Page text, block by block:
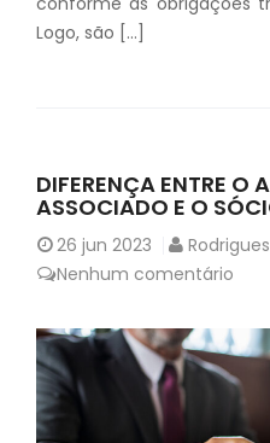
Logo, são […]
DIFERENÇA ENTRE O
ASSOCIADO E O
26 jun 2023
Nenhum comentário